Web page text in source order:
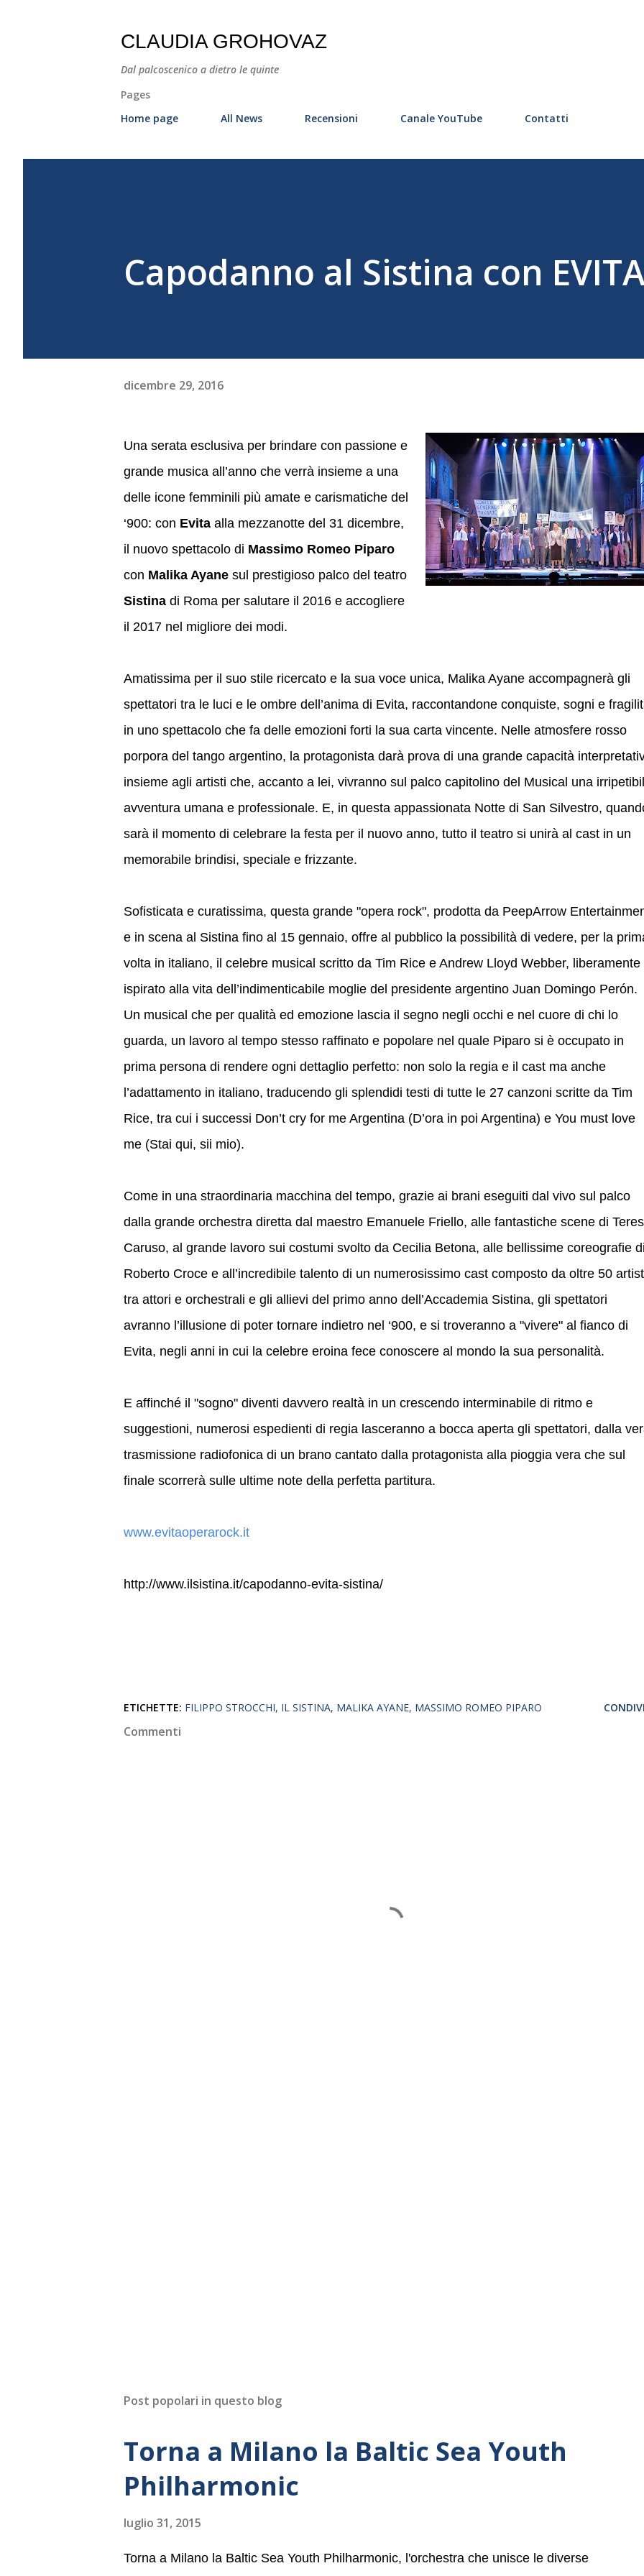
CLAUDIA GROHOVAZ
Dal palcoscenico a dietro le quinte
Pages
Home page
All News Recensioni Canale YouTube Contatti
Capodanno al Sistina con
dicembre 29, 2016
Una serata esclusiva per brindare con passione e
grande musica all’anno che verrà insieme a una
delle icone femminili più amate e carismatiche del
‘900: con Evita alla mezzanotte del 31 dicembre,
il nuovo spettacolo di Massimo Romeo Piparo
con Malika Ayane sul prestigioso palco del teatro
Sistina di Roma per salutare il 2016 e accogliere
il 2017 nel migliore dei modi.
Amatissima per il suo stile ricercato e la sua voce unica, Malika Ayane accompagnerà gli
spettatori tra le luci e le ombre dell’anima di Evita, raccontandone conquiste, sogni e
in uno spettacolo che fa delle emozioni forti la sua carta vincente. Nelle atmosfere rosso
porpora del tango argentino, la protagonista darà prova di una grande capacità
insieme agli artisti che, accanto a lei, vivranno sul palco capitolino del Musical una
avventura umana e professionale. E, in questa appassionata Notte di San Silvestro,
sarà il momento di celebrare la festa per il nuovo anno, tutto il teatro si unirà al cast in un
memorabile brindisi, speciale e frizzante.
Sofisticata e curatissima, questa grande "opera rock", prodotta da PeepArrow
e in scena al Sistina fino al 15 gennaio, offre al pubblico la possibilità di vedere, per la
volta in italiano, il celebre musical scritto da Tim Rice e Andrew Lloyd Webber, liberamente
ispirato alla vita dell’indimenticabile moglie del presidente argentino Juan Domingo Perón.
Un musical che per qualità ed emozione lascia il segno negli occhi e nel cuore di chi lo
guarda, un lavoro al tempo stesso raffinato e popolare nel quale Piparo si è occupato in
prima persona di rendere ogni dettaglio perfetto: non solo la regia e il cast ma anche
l’adattamento in italiano, traducendo gli splendidi testi di tutte le 27 canzoni scritte da Tim
Rice, tra cui i successi Don’t cry for me Argentina (D’ora in poi Argentina) e You must love
me (Stai qui, sii mio).
Come in una straordinaria macchina del tempo, grazie ai brani eseguiti dal vivo sul palco
dalla grande orchestra diretta dal maestro Emanuele Friello, alle fantastiche scene di
Caruso, al grande lavoro sui costumi svolto da Cecilia Betona, alle bellissime coreografie
Roberto Croce e all’incredibile talento di un numerosissimo cast composto da oltre 50
tra attori e orchestrali e gli allievi del primo anno dell’Accademia Sistina, gli spettatori
avranno l’illusione di poter tornare indietro nel ‘900, e si troveranno a "vivere" al fianco di
Evita, negli anni in cui la celebre eroina fece conoscere al mondo la sua personalità.
E affinché il "sogno" diventi davvero realtà in un crescendo interminabile di ritmo e
suggestioni, numerosi espedienti di regia lasceranno a bocca aperta gli spettatori, dalla
trasmissione radiofonica di un brano cantato dalla protagonista alla pioggia vera che sul
finale scorrerà sulle ultime note della perfetta partitura.
www.evitaoperarock.it
http://www.ilsistina.it/capodanno-evita-sistina/
ETICHETTE: FILIPPO STROCCHI IL SISTINA MALIKA AYANE MASSIMO ROMEO PIPARO
Commenti
Post popolari in questo blog
Torna a Milano la Baltic Sea Youth
Philharmonic
luglio 31, 2015
Torna a Milano la Baltic Sea Youth Philharmonic, l'orchestra che unisce le diverse